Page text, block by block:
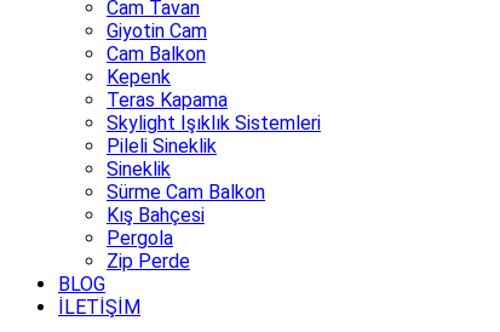
Cam Tavan
Giyotin Cam
Cam Balkon
Kepenk
Teras Kapama
Skylight Işıklık Sistemleri
Pileli Sineklik
Sineklik
Sürme Cam Balkon
Kış Bahçesi
Pergola
Zip Perde
BLOG
İLETİŞİM